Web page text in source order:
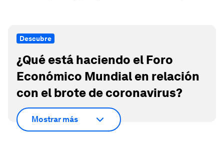
Descubre
¿Qué está haciendo el Foro
Económico Mundial en relación
con el brote de coronavirus?
Mostrar más